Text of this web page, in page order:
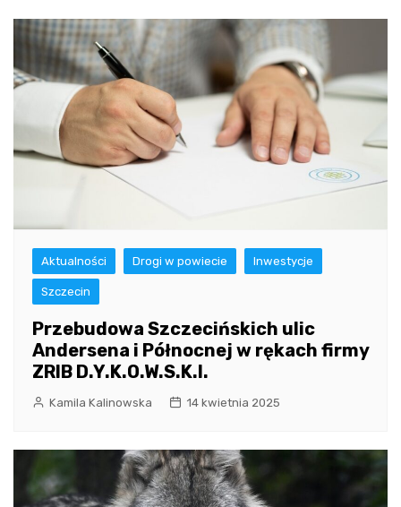
Aktualności Drogi w powiecie Inwestycje
Szczecin
Przebudowa Szczecińskich ulic
Andersena i Północnej w rękach firmy
ZRIB D.Y.K.O.W.S.K.I.
Kamila Kalinowska 14 kwietnia 2025